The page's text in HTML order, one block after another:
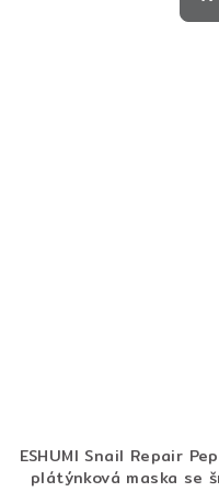
ESHUMI Snail Repair
plátýnková maska se